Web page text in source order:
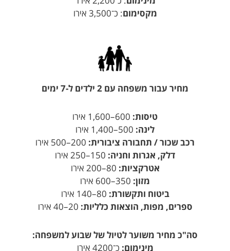
מקסימום: כ־3,500 אירו
מחיר עבור משפחה עם 2 ילדים ל-7 ימים
טיסות:
לינה:
רכב שכור / תחבורה ציבורית:
דלק, אגרות וחניה:
אטרקציות:
מזון:
ביטוח ותקשורת:
ספרים, מפות, הוצאות כלליות:
סה"כ מחיר משוער לטיול של שבוע למשפחה:
מינימום: כ־4200 אירו